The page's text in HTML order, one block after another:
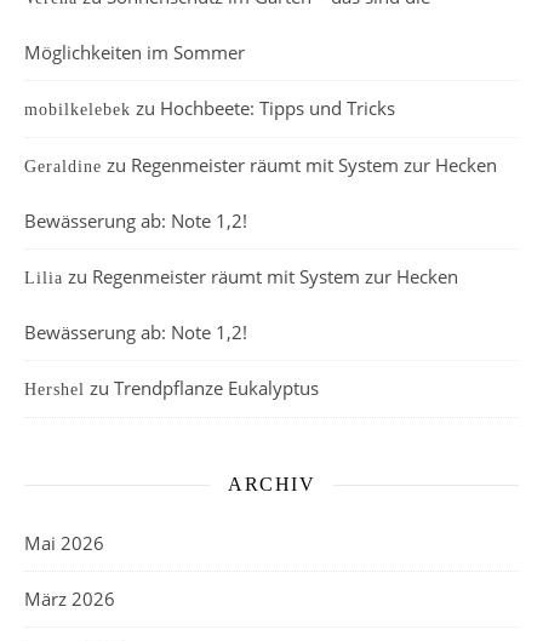
Möglichkeiten im Sommer
mobilkelebek zu Hochbeete: Tipps und Tricks
Geraldine zu Regenmeister räumt mit System zur Hecken
Bewässerung ab: Note 1,2!
Lilia zu Regenmeister räumt mit System zur Hecken
Bewässerung ab: Note 1,2!
Hershel zu Trendpflanze Eukalyptus
ARCHIV
Mai 2026
März 2026